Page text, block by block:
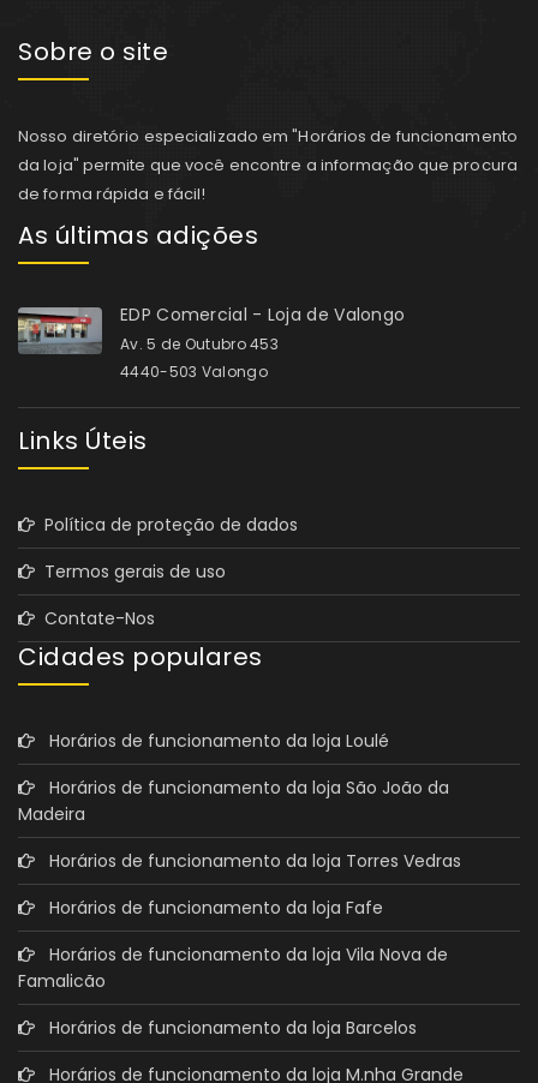
Sobre o site
Nosso diretório especializado em "Horários de funcionamento
da loja" permite que você encontre a informação que procura
de forma rápida e fácil!
As últimas adições
EDP Comercial - Loja de Valongo
Av. 5 de Outubro 453
4440-503 Valongo
Links Úteis
Política de proteção de dados
Termos gerais de uso
Contate-Nos
Cidades populares
Horários de funcionamento da loja Loulé
Horários de funcionamento da loja São João da
Madeira
Horários de funcionamento da loja Torres Vedras
Horários de funcionamento da loja Fafe
Horários de funcionamento da loja Vila Nova de
Famalicão
Horários de funcionamento da loja Barcelos
Horários de funcionamento da loja M.nha Grande